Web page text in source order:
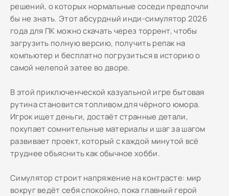
решений, о которых нормальные соседи предпочли
бы не знать. Этот абсурдный инди-симулятор 2026
года для ПК можно скачать через торрент, чтобы
загрузить полную версию, получить репак на
компьютер и бесплатно погрузиться в историю о
самой нелепой затее во дворе.
В этой приключенческой казуальной игре бытовая
рутина становится топливом для чёрного юмора.
Игрок ищет деньги, достаёт странные детали,
покупает сомнительные материалы и шаг за шагом
развивает проект, который с каждой минутой всё
труднее объяснить как обычное хобби.
Симулятор строит напряжение на контрасте: мир
вокруг ведёт себя спокойно, пока главный герой